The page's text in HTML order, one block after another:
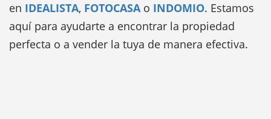
en IDEALISTA, FOTOCASA o INDOMIO. Estamos
aquí para ayudarte a encontrar la propiedad
perfecta o a vender la tuya de manera efectiva.